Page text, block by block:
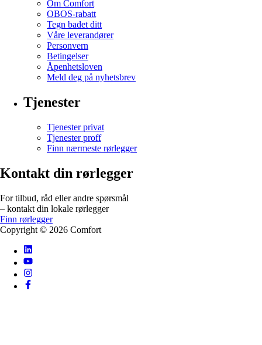
Om Comfort
OBOS-rabatt
Tegn badet ditt
Våre leverandører
Personvern
Betingelser
Åpenhetsloven
Meld deg på nyhetsbrev
Tjenester
Tjenester privat
Tjenester proff
Finn nærmeste rørlegger
Kontakt din rørlegger
For tilbud, råd eller andre spørsmål
– kontakt din lokale rørlegger
Finn rørlegger
Copyright © 2026 Comfort